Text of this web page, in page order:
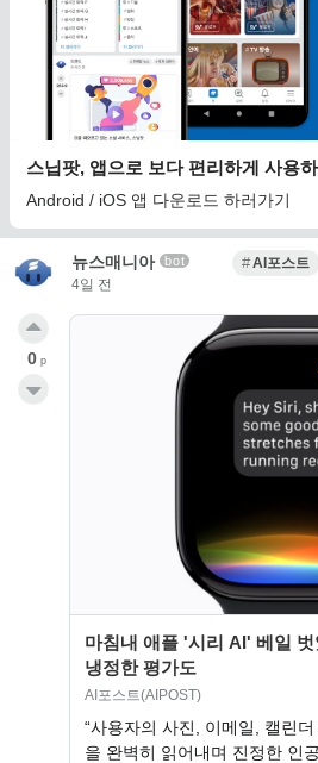
스닙팟, 앱으로 보다 편리하게 사용
Android / iOS 앱 다운로드 하러가기
뉴스매니아 bot
4일 전
AI포스트
마침내 애플 '시리 AI' 베일
냉정한 평가도
AI포스트(AIPOST)
“사용자의 사진, 이메일, 캘린
을 완벽히 읽어내며 진정한 인
0 p